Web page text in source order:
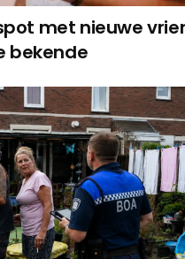
met nieuwe
bekende